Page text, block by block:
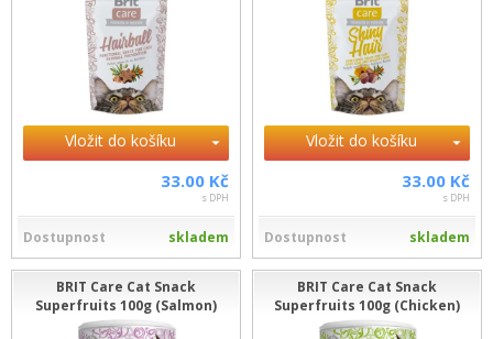
Vložit do košíku
33.00 Kč
s DPH
Dostupnost skladem
Vložit do košíku
33.00 Kč
s DPH
Dostupnost skladem
BRIT Care Cat Snack
Superfruits 100g (Salmon)
BRIT Care Cat Snack
Superfruits 100g (Chicken)